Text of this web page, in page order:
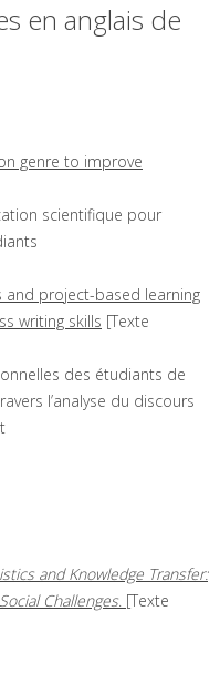
en anglais de
genre to improve
scientifique pour
and project-based learning
writing skills [Texte
des étudiants de
l’analyse du discours
and Knowledge Transfer:
Challenges. [Texte